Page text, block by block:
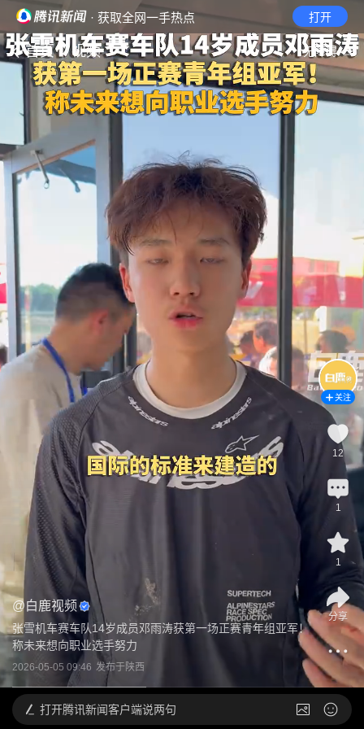
· 获取全网一手热点 打开
首页 视频 无障碍
@白鹿视频
张雪机车赛车队14岁成员邓雨涛获第一场正赛青年组亚军！
称未来想向职业选手努力
2026-05-05 09:46 发布于陕西
关注
12
1
1
分享
打开腾讯新闻客户端说两句